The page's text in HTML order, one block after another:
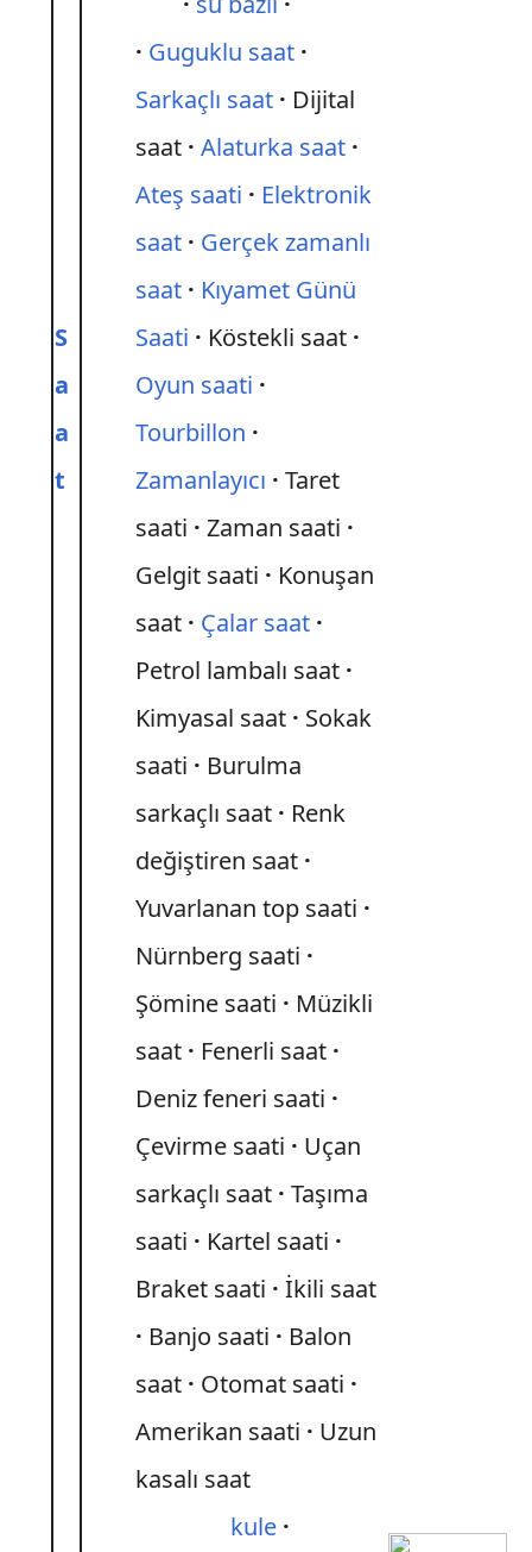
S
a
a
t
Guguklu saat
Sarkaçlı saat
Dijital
saat Alaturka saat
Ateş saati
Elektronik
saat
Gerçek zamanlı
saat
Kıyamet Günü
Saati
Köstekli saat
Oyun saati
Tourbillon
Zamanlayıcı
Taret
saati
Zaman saati
Gelgit saati
Konuşan
saat
Çalar saat
Petrol lambalı saat
Kimyasal saat
Sokak
saati
Burulma
sarkaçlı saat
Renk
değiştiren saat
Yuvarlanan top saati
Nürnberg saati
Şömine saati
Müzikli
saat
Fenerli saat
Deniz feneri saati
Çevirme saati
Uçan
sarkaçlı saat Taşıma
saati
Kartel saati
Braket saati
İkili saat
Banjo saati
Balon
saat
Otomat saati
Amerikan saati
Uzun
kasalı saat
kule